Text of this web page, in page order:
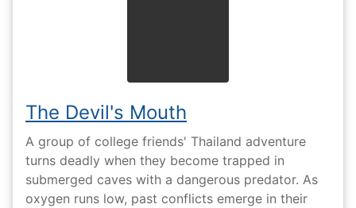
The Devil's Mouth
A group of college friends' Thailand adventure
turns deadly when they become trapped in
submerged caves with a dangerous predator. As
oxygen runs low, past conflicts emerge in their